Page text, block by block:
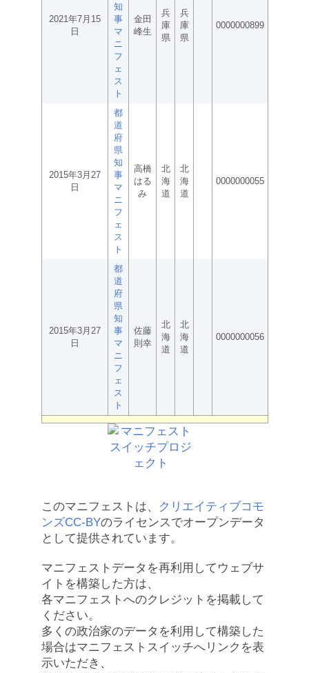
2021年7月15
日
知
事
マ
ニ
フ
ェ
ス
ト
金田
峰生
兵
庫
県
兵
庫
県
0000000899
2015年3月27
日
都
道
府
県
知
事
マ
ニ
フ
ェ
ス
ト
高橋
はる
み
北
海
道
北
海
道
0000000055
2015年3月27
日
都
道
府
県
知
事
マ
ニ
フ
ェ
ス
ト
佐藤
則幸
北
海
道
北
海
道
0000000056
このマニフェストは、
クリエイティブコモ
ンズCC-BYのライセンスでオープンデータ
として提供されています。
マニフェストデータを再利用してウェブサ
イトを構築した方は、
各マニフェストへのクレジットを掲載して
ください。
多くの政治家のデータを利用して構築した
場合はマニフェストスイッチへリンクを表
示いただき、